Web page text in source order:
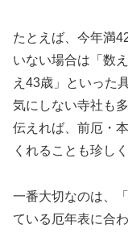
たとえば、今年満
いない場合は「数
え43歳」といった
気にしない寺社も
伝えれば、前厄・
くれることも珍し
一番大切なのは、
ている厄年表に合